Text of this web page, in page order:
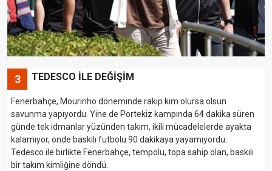
3 TEDESCO İLE DEĞİŞİM
Fenerbahçe, Mourinho döneminde rakip kim olursa olsun
savunma yapıyordu. Yine de Portekiz kampında 64 dakika süren
günde tek idmanlar yüzünden takım, ikili mücadelelerde ayakta
kalamıyor, önde baskılı futbolu 90 dakikaya yayamıyordu.
Tedesco ile birlikte Fenerbahçe, tempolu, topa sahip olan, baskılı
bir takım kimliğine döndü.